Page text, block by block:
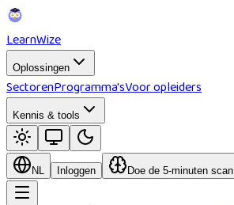
LearnWize
Oplossingen
SectorenProgramma'sVoor opleiders
Kennis & tools
NL Inloggen Doe de 5-minuten scan